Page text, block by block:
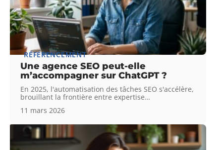
RÉFÉRENCEMENT
Une agence SEO peut-elle
m’accompagner sur ChatGPT ?
En 2025, l'automatisation des tâches SEO s'accélère,
brouillant la frontière entre expertise…
11 mars 2026